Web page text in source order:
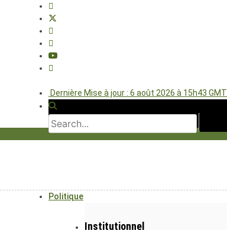
Dernière Mise à jour : 6 août 2026 à 15h43 GMT
Politique
Institutionnel